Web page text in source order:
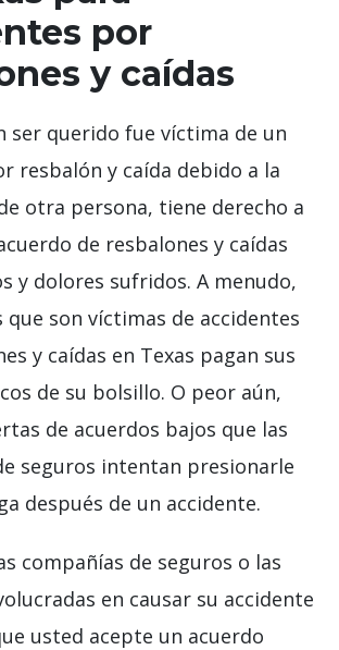
por
y caídas
ser querido fue víctima de un
resbalón y caída debido a la
otra persona, tiene derecho a
de resbalones y caídas
y dolores sufridos. A menudo,
que son víctimas de accidentes
y caídas en Texas pagan sus
de su bolsillo. O peor aún,
de acuerdos bajos que las
seguros intentan presionarle
después de un accidente.
compañías de seguros o las
en causar su accidente
usted acepte un acuerdo